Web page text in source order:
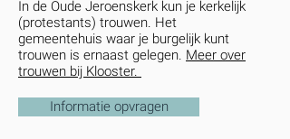
In de Oude Jeroenskerk kun je kerkelijk
(protestants) trouwen. Het
gemeentehuis waar je burgelijk kunt
trouwen is ernaast gelegen. Meer over
trouwen bij Klooster.
Informatie opvragen